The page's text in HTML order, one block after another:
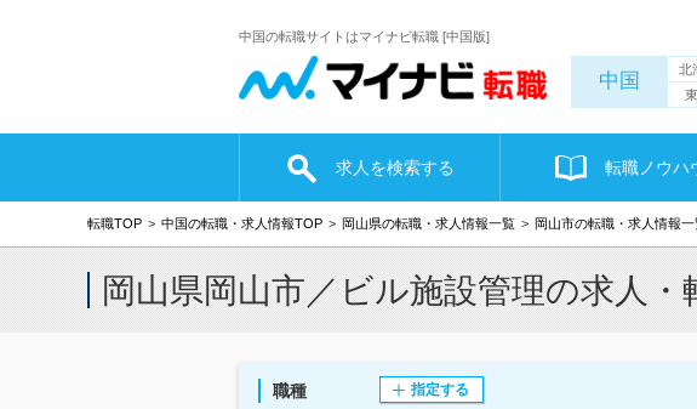
中国の転職サイトはマイナビ転職 [中国版]
中国 北
求人を検索する 転職ノウハ
転職TOP 中国の転職・求人情報TOP 岡山県の転職・求人情報一覧 岡山市の転職・求人情報一
岡山県岡山市／ビル施設管理の求人・
職種 指定する